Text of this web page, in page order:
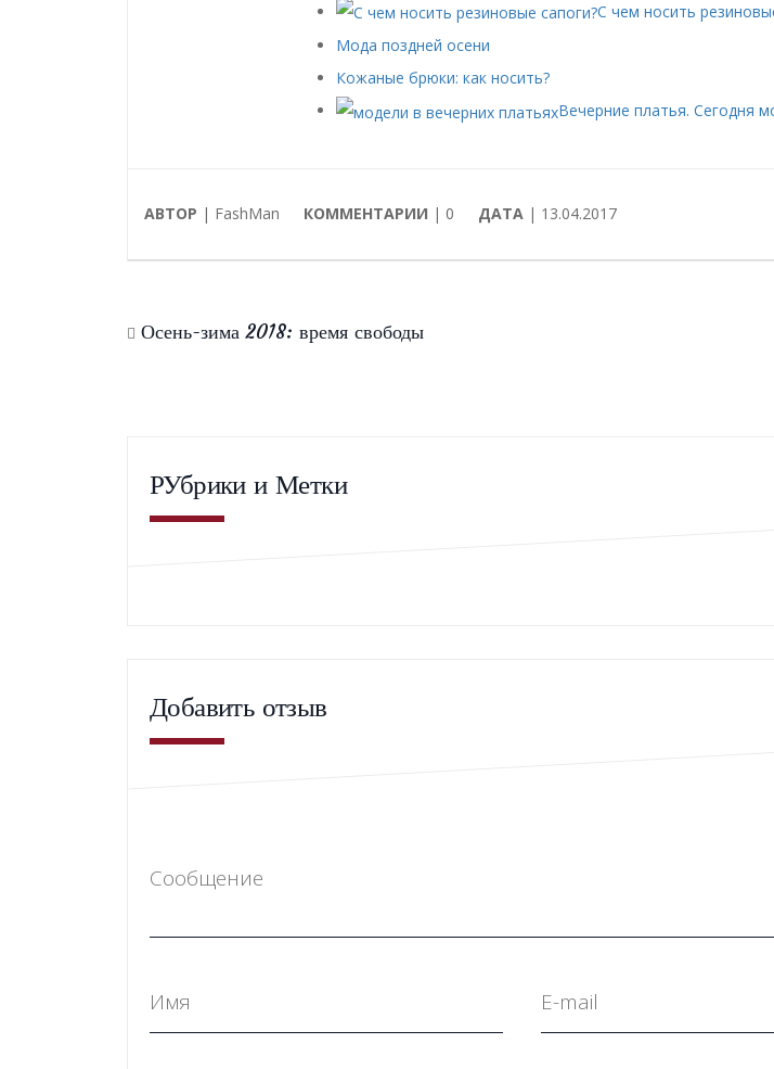
С чем носить
Мода поздней осени
Кожаные брюки: как носить?
Вечерние платья. Сегодня
АВТОР | FashMan КОММЕНТАРИИ | 0 ДАТА | 13.04.2017
Осень-зима 2018: время свободы
РУбрики и Метки
Добавить отзыв